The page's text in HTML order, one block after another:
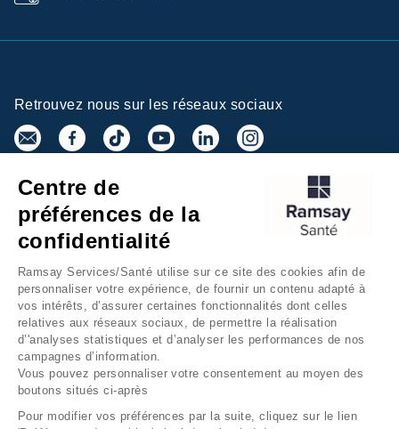
Retrouvez nous sur les réseaux sociaux
Inscrivez-vous à la newsletter
Groupe Ramsay Santé
Gestion des cookies
Accessibilité Numérique
Presse
Centre de
préférences de la
confidentialité
Ramsay Services/Santé utilise sur ce site des cookies afin de
personnaliser votre expérience, de fournir un contenu adapté à
vos intérêts, d’assurer certaines fonctionnalités dont celles
relatives aux réseaux sociaux, de permettre la réalisation
d’'analyses statistiques et d’analyser les performances de nos
campagnes d’information.
Vous pouvez personnaliser votre consentement au moyen des
boutons situés ci-après
Pour modifier vos préférences par la suite, cliquez sur le lien